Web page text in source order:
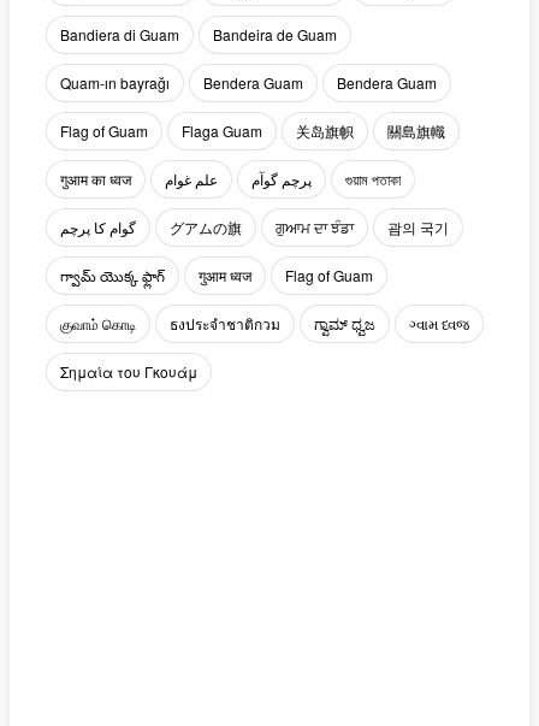
Bandiera di Guam Bandeira de Guam
Quam-ın bayrağı Bendera Guam Bendera Guam
Flag of Guam Flaga Guam 关岛旗帜 關島旗幟
गुआम का ध्वज علم غوام پرچم گوآم গুয়াম পতাকা
گوام کا پرچم グアムの旗 ਗੁਆਮ ਦਾ ਝੰਡਾ 괌의 국기
గ్వామ్ యొక్క ఫ్లాగ్ गुआम ध्वज Flag of Guam
குவாம் கொடி ธงประจำชาติกวม ಗ್ವಾಮ್ ಧ್ವಜ ગ્વામ ધ્વજ
Σημαία του Γκουάμ